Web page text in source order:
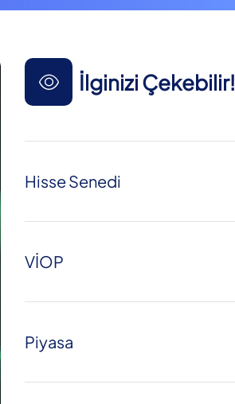
İlginizi Çekebilir!
Hisse Senedi
VİOP
Piyasa